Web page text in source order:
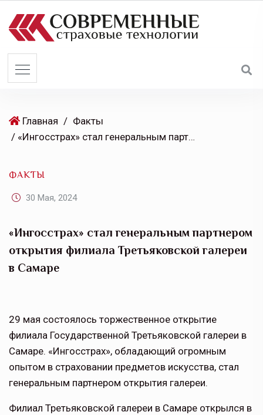
Главная / Факты
/ «Ингосстрах» стал генеральным партнером открытия филиала Третьяковской галереи в Самаре
ФАКТЫ
30 Мая, 2024
«Ингосстрах» стал генеральным партнером
открытия филиала Третьяковской галереи
в Самаре
29 мая состоялось торжественное открытие
филиала Государственной Третьяковской галереи в
Самаре. «Ингосстрах», обладающий огромным
опытом в страховании предметов искусства, стал
генеральным партнером открытия галереи.
Филиал Третьяковской галереи в Самаре открылся в